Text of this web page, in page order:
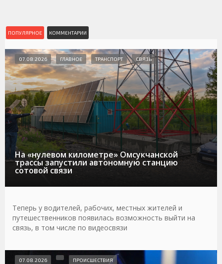
ПОПУЛЯРНОЕ КОММЕНТАРИИ
На «нулевом километре» Омсукчанской
трассы запустили автономную станцию
сотовой связи
07.08.2026 ГЛАВНОЕ ТРАНСПОРТ СВЯЗЬ
Теперь у водителей, рабочих, местных жителей и
путешественников появилась возможность выйти на
связь, в том числе по видеосвязи
07.08.2026 ПРОИСШЕСТВИЯ